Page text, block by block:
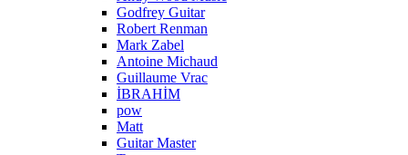
Godfrey Guitar
Robert Renman
Mark Zabel
Antoine Michaud
Guillaume Vrac
İBRAHİM
pow
Matt
Guitar Master